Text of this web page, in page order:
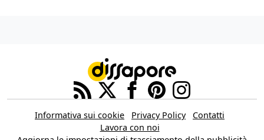
Informativa sui cookie Privacy Policy
Contatti
Lavora con noi